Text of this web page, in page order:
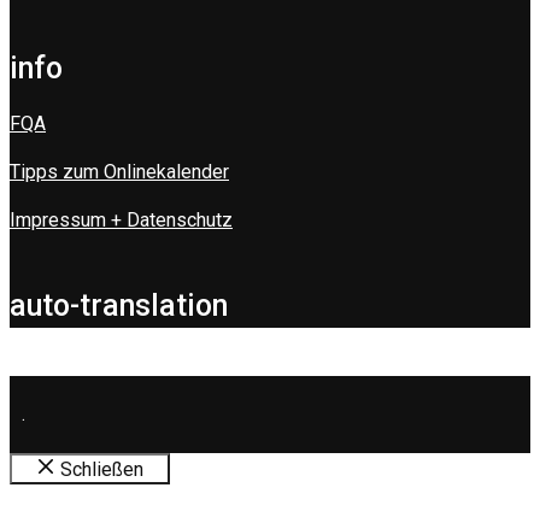
info
FQA
Tipps zum Onlinekalender
Impressum + Datenschutz
auto-translation
.
Schließen